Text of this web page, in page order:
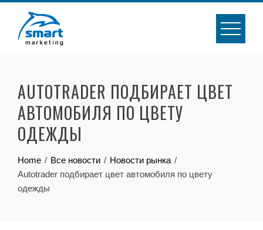
content
AUTOTRADER ПОДБИРАЕТ ЦВЕТ
АВТОМОБИЛЯ ПО ЦВЕТУ
ОДЕЖДЫ
Home Все новости
Новости рынка
Autotrader подбирает цвет автомобиля по цвету
одежды